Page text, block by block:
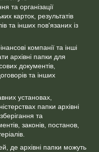
та організації
карток, результатів
та інших пов'язаних із
компанії та інші
архівні папки для
документів,
та інших
установах,
папки архівні
та
законів, постанов,
де архівні папки можуть